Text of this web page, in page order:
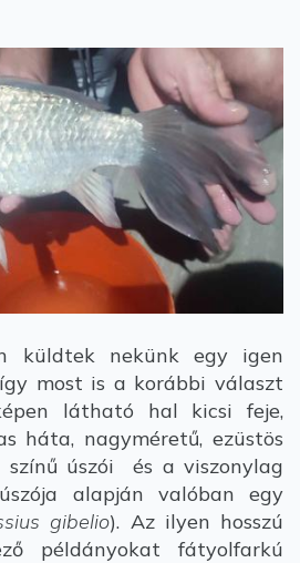
küldtek nekünk egy igen
most is a korábbi választ
látható hal kicsi feje,
háta, nagyméretű, ezüstös
színű úszói és a viszonylag
alapján valóban egy
gibelio). Az ilyen hosszú
példányokat fátyolfarkú